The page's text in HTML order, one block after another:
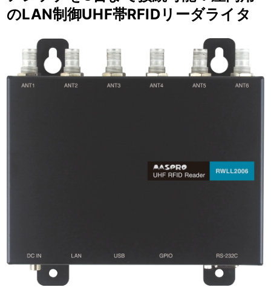
のLAN制御UHF帯RFIDリーダライタ